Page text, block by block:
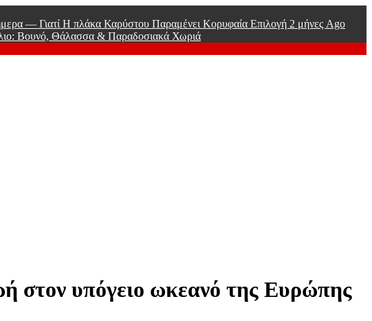
— Γιατί Η πλάκα Καρύστου Παραμένει Κορυφαία Επιλογή 2 μήνες Ago
Βουνό, Θάλασσα & Παραδοσιακά Χωριά
στον υπόγειο ωκεανό της Ευρώπης